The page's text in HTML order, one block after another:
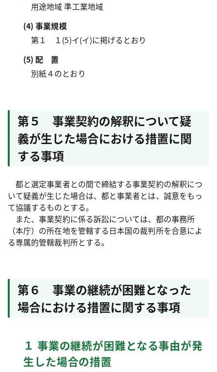
用途地域 準工業地域
(4) 事業規模
第１ １(5)イ(イ)に掲げるとおり
(5)配置
別紙４のとおり
第５ 事業契約の解釈について疑
義が生じた場合における措置に関
する事項
都と選定事業者との間で締結する事業契約の解釈につ
いて疑義が生じた場合は、都と事業者とは、誠意をもっ
て協議するものとする。
また、事業契約に係る訴訟については、都の事務所
（本庁）の所在地を管轄する日本国の裁判所を合意によ
る専属的管轄裁判所とする。
第６ 事業の継続が困難となった
場合における措置に関する事項
１ 事業の継続が困難となる事由が発
生した場合の措置